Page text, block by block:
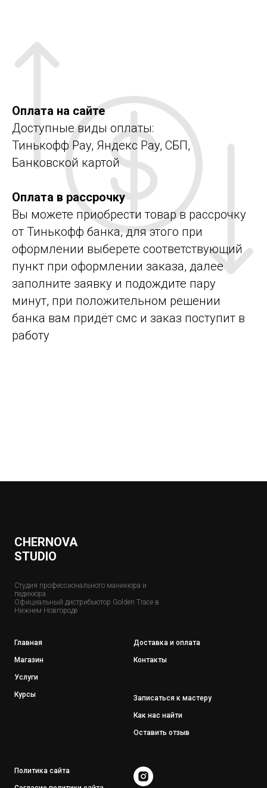
Оплата на сайте
Доступные виды оплаты:
Тинькофф Pay, Яндекс Pay, СБП,
Банковской картой
Оплата в рассрочку
Вы можете приобрести товар в рассрочку
от Тинькофф банка, для этого при
оформлении выберете соответствующий
пункт при оформлении заказа, далее
заполните заявку и подождите пару
минут, при положительном решении
банка вам придёт смс и заказ поступит в
работу
CHERNOVA
STUDIO
Студия профессионального маникюра и
педикюра.
Официальный дистрибьютор Golden Trace в
Нижнем Новгороде
Главная
Магазин
Услуги
Курсы
Доставка и оплата
Контакты
Записаться к мастеру
Как нас найти
Оставить отзыв
Политика сайта